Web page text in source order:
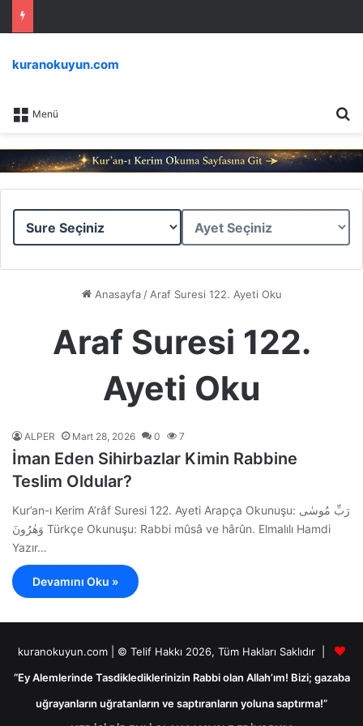
Menü
kuranokuyun.com
Sure
Ayet
Anasayfa / Araf Suresi 122. Ayeti Oku
Araf Suresi 122.
Ayeti Oku
ALPER Mart 28, 2026 0 7
İman Eden Sihirbazlar Kimin Rabbine
Teslim Oldular?
Kur’an-ı Kerim A’râf Suresi 122. Ayeti Arapça Okunuşu: رَبِّ مُوسٰى
وَهٰرُونَ Türkçe Okunuşu: Rabbi mûsâ ve hârûn. Elmalılı Hamdi
Yazır…
Devamını Oku »
kuranokuyun.com | © Telif Hakkı 2026, Tüm Hakları Saklıdır |
“Ey Alemlerinde Tasdiklediklerinizin Rabbi olan Allah’ım! Bizi; gazaba
uğrayanların uğratanların ve saptıranların yoluna saptırma!”